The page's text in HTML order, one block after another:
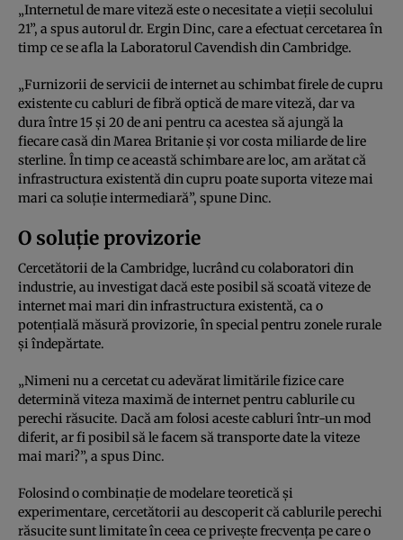
„Internetul de mare viteză este o necesitate a vieții secolului
21”, a spus autorul dr. Ergin Dinc, care a efectuat cercetarea în
timp ce se afla la Laboratorul Cavendish din Cambridge.
„Furnizorii de servicii de internet au schimbat firele de cupru
existente cu cabluri de fibră optică de mare viteză, dar va
dura între 15 și 20 de ani pentru ca acestea să ajungă la
fiecare casă din Marea Britanie și vor costa miliarde de lire
sterline. În timp ce această schimbare are loc, am arătat că
infrastructura existentă din cupru poate suporta viteze mai
mari ca soluție intermediară”, spune Dinc.
O soluție provizorie
Cercetătorii de la Cambridge, lucrând cu colaboratori din
industrie, au investigat dacă este posibil să scoată viteze de
internet mai mari din infrastructura existentă, ca o
potențială măsură provizorie, în special pentru zonele rurale
și îndepărtate.
„Nimeni nu a cercetat cu adevărat limitările fizice care
determină viteza maximă de internet pentru cablurile cu
perechi răsucite. Dacă am folosi aceste cabluri într-un mod
diferit, ar fi posibil să le facem să transporte date la viteze
mai mari?”, a spus Dinc.
Folosind o combinație de modelare teoretică și
experimentare, cercetătorii au descoperit că cablurile perechi
răsucite sunt limitate în ceea ce privește frecvența pe care o